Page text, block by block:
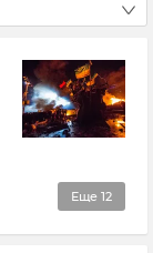
Еще 12